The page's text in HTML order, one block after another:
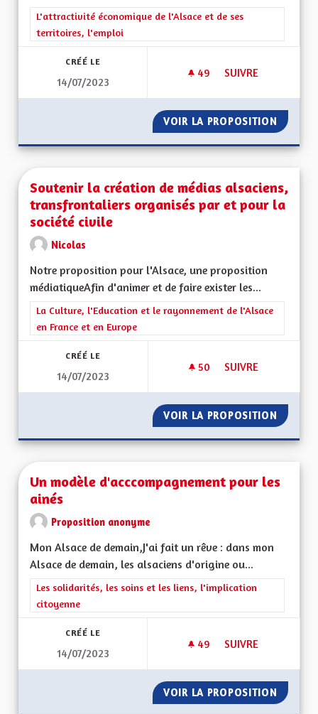
Filtrer les résultats de la catégorie : L'attractivité
L'attractivité économique de l'Alsace et de ses
territoires, l'emploi
CRÉÉ LE
14/07/2023
49 49 ABONNÉS
SUIVRE
VOIR LA PROPOSITION POUR
Soutenir la création de médias alsaciens,
transfrontaliers organisés par et pour la
société civile
Nicolas
Notre proposition pour l'Alsace, une proposition
médiatiqueAfin d'animer et de faire exister les...
Filtrer les résultats de la catégorie : La Culture, l'Education et
La Culture, l'Education et le rayonnement de l'Alsace
en France et en Europe
CRÉÉ LE
14/07/2023
50 50 ABONNÉS
SUIVRE
VOIR LA PROPOSITION
Un modèle d'acccompagnement pour les
ainés
Proposition anonyme
Mon Alsace de demain,J'ai fait un rêve : dans mon
Alsace de demain, les alsaciens d'origine ou...
Filtrer les résultats de la catégorie : Les solidarités, les soins
Les solidarités, les soins et les liens, l'implication
citoyenne
CRÉÉ LE
14/07/2023
49 49 ABONNÉS
SUIVRE
VOIR LA PROPOSITION UN